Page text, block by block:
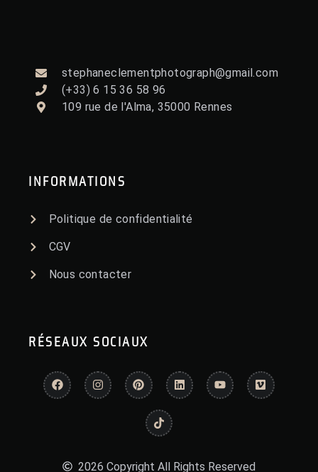
stephaneclementphotograph@gmail.com
(+33) 6 15 36 58 96
109 rue de l'Alma, 35000 Rennes
INFORMATIONS
Politique de confidentialité
CGV
Nous contacter
RÉSEAUX SOCIAUX
2026 Copyright All Rights Reserved